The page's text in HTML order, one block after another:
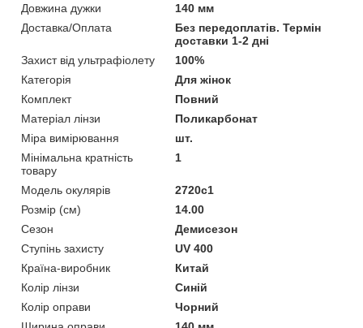
Довжина дужки
140 мм
Доставка/Оплата
Без передоплатів. Термін
доставки 1-2 дні
Захист від ультрафіолету
100%
Категорія
Для жінок
Комплект
Повний
Матеріал лінзи
Поликарбонат
Міра вимірювання
шт.
Мінімальна кратність
товару
1
Модель окулярів
2720c1
Розмір (см)
14.00
Сезон
Демисезон
Ступінь захисту
UV 400
Країна-виробник
Китай
Колір лінзи
Синій
Колір оправи
Чорний